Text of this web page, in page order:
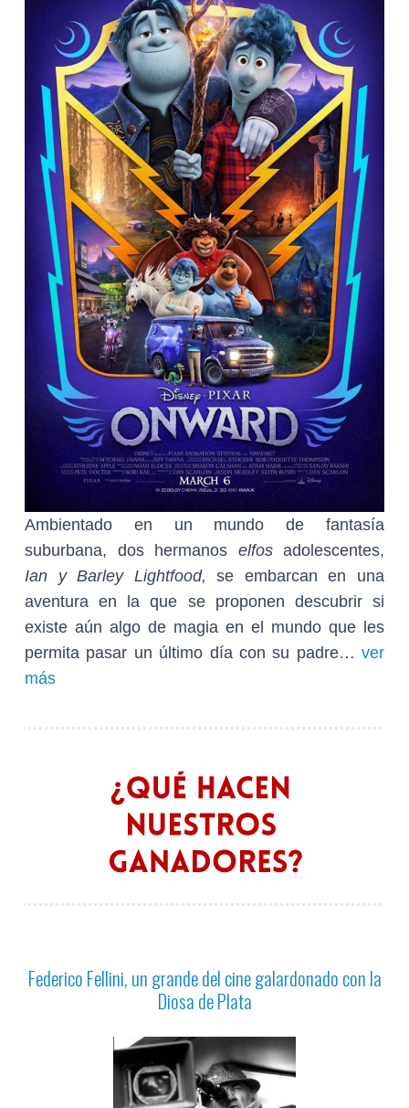
Ambientado en un mundo de fantasía
suburbana, dos hermanos elfos adolescentes,
Ian y Barley Lightfood, se embarcan en una
aventura en la que se proponen descubrir si
existe aún algo de magia en el mundo que les
permita pasar un último día con su padre… ver
más
Federico Fellini, un grande del cine galardonado con la
Diosa de Plata